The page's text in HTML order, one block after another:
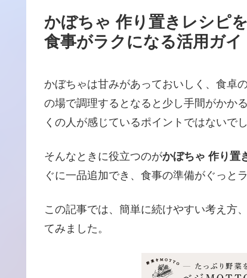
かぼちゃ 作り置きレシピ
食事がラクになる活用ガイ
かぼちゃは甘みがあっておいしく、食卓
の場で調理するとなると少し手間がかか
くの人が感じているポイントではないでし
そんなときに役立つのがかぼちゃ 作り置
ぐに一品追加でき、食事の準備がぐっと
この記事では、簡単に続けやすい考え方
てみました。